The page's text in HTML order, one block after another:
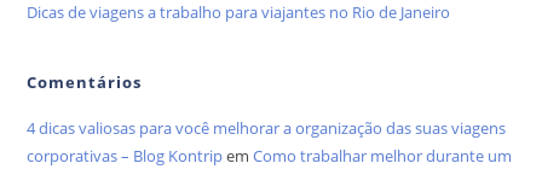
Dicas de viagens a trabalho para viajantes no Rio de Janeiro
Comentários
4 dicas valiosas para você melhorar a organização das suas viagens
corporativas – Blog KontripemComo trabalhar melhor durante um